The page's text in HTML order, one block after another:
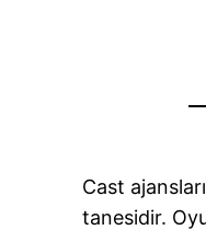
Cast
tanesidir.